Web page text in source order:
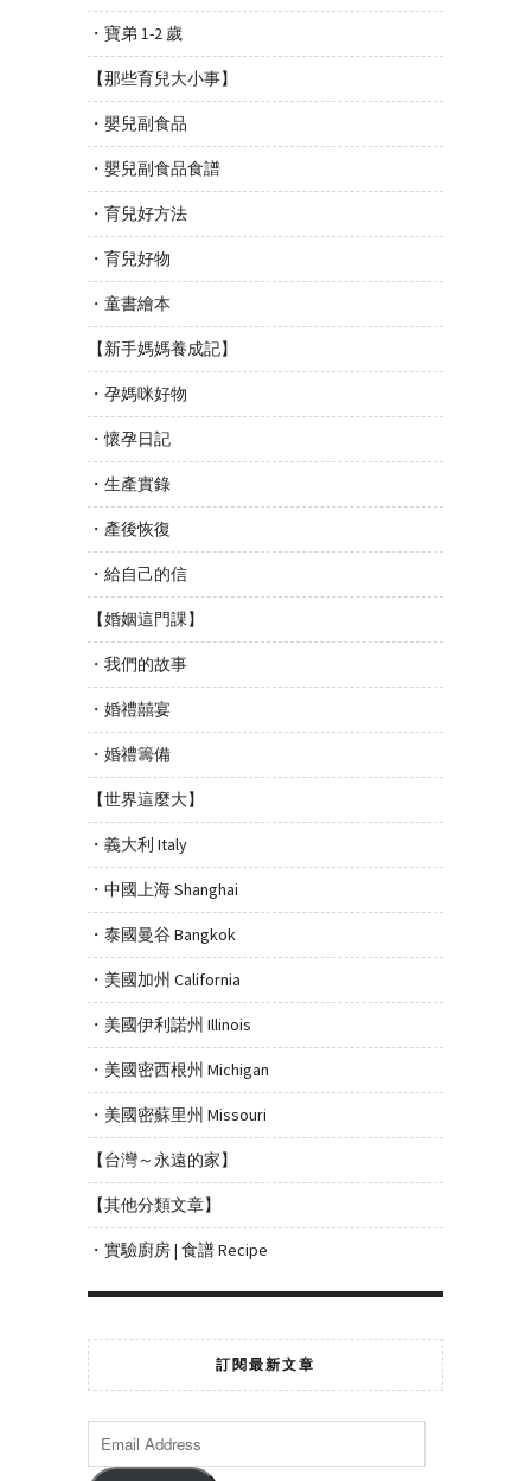
・寶弟 1-2 歲
【那些育兒大小事】
・嬰兒副食品
・嬰兒副食品食譜
・育兒好方法
・育兒好物
・童書繪本
【新手媽媽養成記】
・孕媽咪好物
・懷孕日記
・生產實錄
・產後恢復
・給自己的信
【婚姻這門課】
・我們的故事
・婚禮囍宴
・婚禮籌備
【世界這麼大】
・義大利 Italy
・中國上海 Shanghai
・泰國曼谷 Bangkok
・美國加州 California
・美國伊利諾州 Illinois
・美國密西根州 Michigan
・美國密蘇里州 Missouri
【台灣～永遠的家】
【其他分類文章】
・實驗廚房 | 食譜 Recipe
訂閱最新文章